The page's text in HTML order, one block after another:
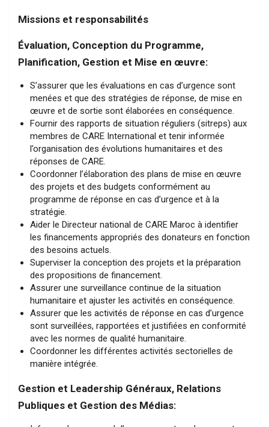
Missions et responsabilités
Évaluation, Conception du Programme,
Planification, Gestion et Mise en œuvre:
S’assurer que les évaluations en cas d’urgence sont
menées et que des stratégies de réponse, de mise en
œuvre et de sortie sont élaborées en conséquence.
Fournir des rapports de situation réguliers (sitreps) aux
membres de CARE International et tenir informée
l’organisation des évolutions humanitaires et des
réponses de CARE.
Coordonner l’élaboration des plans de mise en œuvre
des projets et des budgets conformément au
programme de réponse en cas d’urgence et à la
stratégie.
Aider le Directeur national de CARE Maroc à identifier
les financements appropriés des donateurs en fonction
des besoins actuels.
Superviser la conception des projets et la préparation
des propositions de financement.
Assurer une surveillance continue de la situation
humanitaire et ajuster les activités en conséquence.
Assurer que les activités de réponse en cas d’urgence
sont surveillées, rapportées et justifiées en conformité
avec les normes de qualité humanitaire.
Coordonner les différentes activités sectorielles de
manière intégrée.
Gestion et Leadership Généraux, Relations
Publiques et Gestion des Médias: